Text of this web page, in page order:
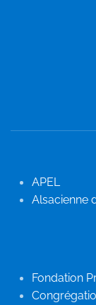
APEL
Alsacienne
Fondation